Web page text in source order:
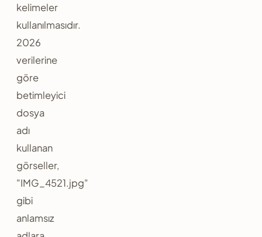
kelimeler
kullanılmasıdır.
2026
verilerine
göre
betimleyici
dosya
adı
kullanan
görseller,
"IMG_4521.jpg"
gibi
anlamsız